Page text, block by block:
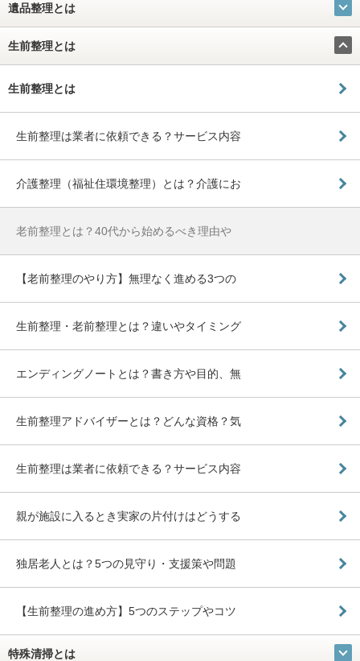
遺品整理とは
生前整理とは
生前整理とは
生前整理は業者に依頼できる？サービス内容
介護整理（福祉住環境整理）とは？介護にお
老前整理とは？40代から始めるべき理由や
【老前整理のやり方】無理なく進める3つの
生前整理・老前整理とは？違いやタイミング
エンディングノートとは？書き方や目的、無
生前整理アドバイザーとは？どんな資格？気
生前整理は業者に依頼できる？サービス内容
親が施設に入るとき実家の片付けはどうする
独居老人とは？5つの見守り・支援策や問題
【生前整理の進め方】5つのステップやコツ
特殊清掃とは